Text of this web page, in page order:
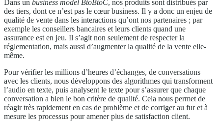
Dans un business model BtoBtoC, nos produits sont distribués par
des tiers, dont ce n’est pas le cœur business. Il y a donc un enjeu de
qualité de vente dans les interactions qu’ont nos partenaires ; par
exemple les conseillers bancaires et leurs clients quand une
assurance est en jeu. Il s’agit non seulement de respecter la
réglementation, mais aussi d’augmenter la qualité de la vente elle-
même.
Pour vérifier les millions d’heures d’échanges, de conversations
avec les clients, nous développons des algorithmes qui transforment
l’audio en texte, puis analysent le texte pour s’assurer que chaque
conversation a bien le bon critère de qualité. Cela nous permet de
réagir très rapidement en cas de problème et de corriger au fur et à
mesure les processus pour amener plus de satisfaction client.